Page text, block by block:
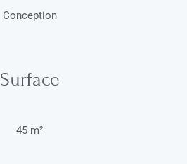
Conception
Surface
45 m²